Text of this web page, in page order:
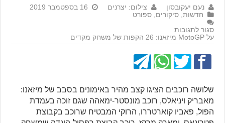
נעם יעקובסון צילום: יצרנים
16 בספטמבר 2019
חדשות ,סיקורים ,ספורט
סגור לתגובות
על MotoGP מיזאנו: 26 הקפות של משחק מקדים
שלושה רוכבים הציגו קצב מהיר באימונים בסבב של מיזאנו:
מאבריק ויניאלס, רוכב מונסטר-ימאהה שגם זוכה בעמדת
הפול, פאביו קוארטררו, הרוקי המבטיח שרוכב בקבוצת